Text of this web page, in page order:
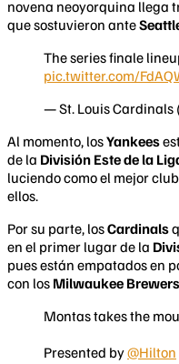
novena neoyorquina llega
que sostuvieron ante
The series finale
pic.twitter.com/
— St. Louis Cardinals
Al momento, losYankees
de la División Este de la
luciendo como el mejor
ellos.
Por su parte, losCardinals
en el primer lugar de la
pues están empatados en
con los Milwaukee Brewers
Montas takes the
Presented by@Hilton